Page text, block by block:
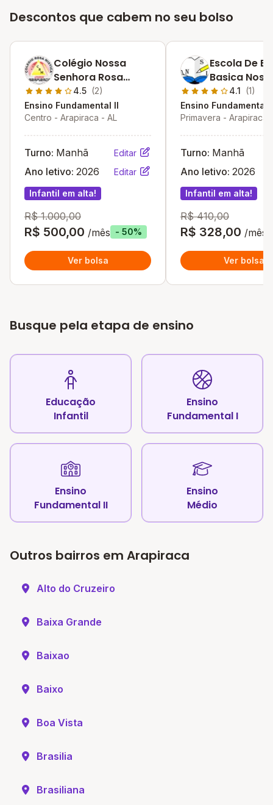
Descontos que cabem no seu bolso
Colégio Nossa
Senhora Rosa
Mística
4.5 (2)
Ensino Fundamental II
Centro - Arapiraca - AL
Turno: Manhã Editar
Ano letivo: 2026 Editar
Infantil em alta!
R$ 1.000,00
R$ 500,00 /mês - 50%
Ver bolsa
Escola De
Basica
Senhora De
Lourdes
4.1 (1)
Ensino Fundamental
Primavera - Arapiraca
Turno: Manhã
Ano letivo: 2026
Infantil em alta!
R$ 410,00
R$ 328,00 /mês
Ver bolsa
Busque pela etapa de ensino
Educação
Infantil
Ensino
Fundamental I
Ensino
Fundamental II
Ensino
Médio
Outros bairros em Arapiraca
Alto do Cruzeiro
Baixa Grande
Baixao
Baixo
Boa Vista
Brasilia
Brasiliana